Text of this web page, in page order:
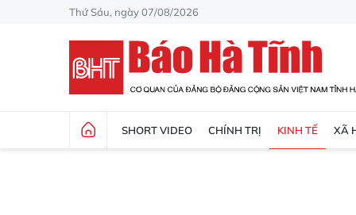
Thứ Sáu, ngày 07/08/2026
SHORT VIDEO CHÍNH TRỊ KINH TẾ XÃ